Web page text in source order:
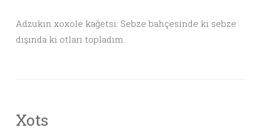
Adzukin xoxole kağetsi: Sebze bahçesinde ki sebze
dışında ki otları topladım.
Xots